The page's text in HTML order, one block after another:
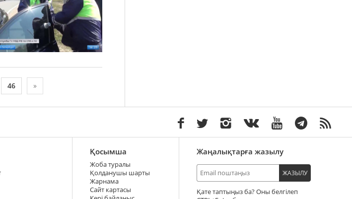
46 »
Қосымша
Жоба туралы
Қолданушы шарты
Жарнама
Сайт картасы
Жаңалықтарға жазылу
ЖАЗЫЛУ
Қате таптыңыз ба? Оны белгілеп